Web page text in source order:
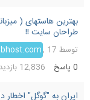
بهترین هاستهای (
طراحان سایت !!
توسط ,17 خرداد 1391
پاسخ 12,836 بازدید
ایران به "گوگل" اخطار